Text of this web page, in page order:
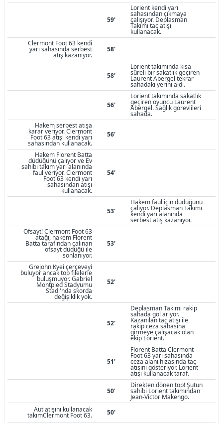
59'
Lorient kendi yarı
sahasından çıkmaya
çalışıyor. Deplasman
Takımı taç atışı
kullanacak.
Clermont Foot 63 kendi
yarı sahasında serbest
atış kazanıyor.
58'
58'
Lorient takımında kısa
süreli bir sakatlık geçiren
Laurent Abergel tekrar
sahadaki yerini aldı.
56'
Lorient takımında sakatlık
geçiren oyuncu Laurent
Abergel. Sağlık görevlileri
sahada.
Hakem serbest atışa
karar veriyor. Clermont
Foot 63 atışı kendi yarı
sahasından kullanacak.
56'
Hakem Florent Batta
düdüğünü çalıyor ve Ev
sahibi takım yarı alanında
faul veriyor. Clermont
Foot 63 kendi yarı
sahasından atışı
kullanacak.
54'
53'
Hakem faul için düdüğünü
çalıyor. Deplasman Takımı
kendi yarı alanında
serbest atış kazanıyor.
Ofsayt! Clermont Foot 63
atağı, hakem Florent
Batta tarafından çalınan
ofsayt düdüğü ile
sonlanıyor.
53'
Grejohn Kyei çerçeveyi
buluyor ancak top filelerle
buluşmuyor. Gabriel
Montpied Stadyumu
Stadı'nda skorda
değişiklik yok.
52'
52'
Deplasman Takımı rakip
sahada gol arıyor.
Kazanılan taç atışı ile
rakip ceza sahasına
girmeye çalışacak olan
ekip Lorient.
51'
Florent Batta Clermont
Foot 63 yarı sahasında
ceza alanı hizasında taç
atışını gösteriyor. Lorient
atışı kullanacak taraf.
50'
Direkten dönen top! Şutun
sahibi Lorient takımından
Jean-Victor Makengo.
Aut atışını kullanacak
takımClermont Foot 63. 50'